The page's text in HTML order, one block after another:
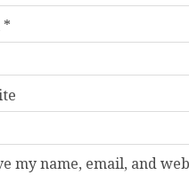
*
my name, email, and